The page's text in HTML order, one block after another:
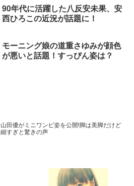
90年代に活躍した八反安未果、安
西ひろこの近況が話題に！
モーニング娘の道重さゆみが顔色
が悪いと話題！すっぴん姿は？
山田優がミニワンピ姿を公開!脚は美脚だけど
細すぎと驚きの声